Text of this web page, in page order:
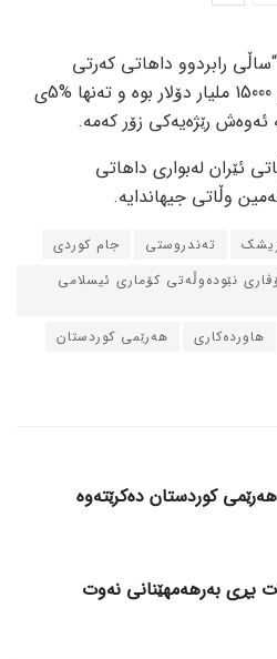
رابردوو داهاتی كەرتی
گەشتیاری لە جیهاندا نزیكەی 15000 ملیار دۆلار بوە و تەنها %5ی
ئەوەش رێژەیەكی زۆر كەمە.
ئێران لەبواری داهاتی
ته‌ندروستی
جام کوردی
نێوده‌وڵه‌تی کۆماری ئیسلامی
هاورده‌کاری
هه‌رێمی کوردستان
کوردستان دەکرێتەوە
بڕی بەرهەمهێنانی نەوت